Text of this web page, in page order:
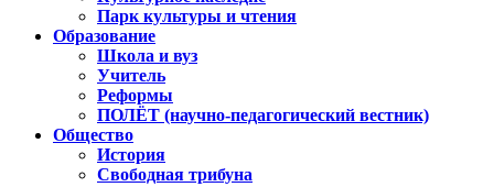
Парк культуры и чтения
Образование
Школа и вуз
Учитель
Реформы
ПОЛЁТ (научно-педагогический вестник)
Общество
История
Свободная трибуна